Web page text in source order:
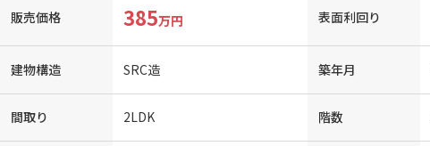
販売価格 385万円 表面利回り
建物構造 SRC造 築年月
間取り 2LDK 階数